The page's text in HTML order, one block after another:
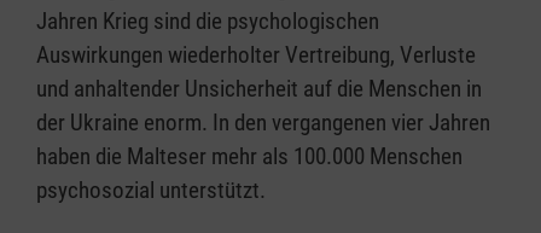
Jahren Krieg sind die psychologischen
Auswirkungen wiederholter Vertreibung, Verluste
und anhaltender Unsicherheit auf die Menschen in
der Ukraine enorm. In den vergangenen vier Jahren
haben die Malteser mehr als 100.000 Menschen
psychosozial unterstützt.